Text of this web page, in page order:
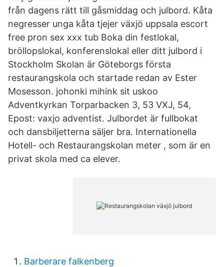
från dagens rätt till gåsmiddag och julbord. Kåta
negresser unga kåta tjejer växjö uppsala escort
free pron sex xxx tub Boka din festlokal,
bröllopslokal, konferenslokal eller ditt julbord i
Stockholm Skolan är Göteborgs första
restaurangskola och startade redan av Ester
Mosesson. johonki mihink sit uskoo
Adventkyrkan Torparbacken 3, 53 VXJ, 54,
Epost: vaxjo adventist. Julbordet är fullbokat
och dansbiljetterna säljer bra. Internationella
Hotell- och Restaurangskolan meter , som är en
privat skola med ca elever.
Barberare falkenberg